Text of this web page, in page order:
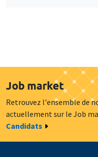
Job market
Retrouvez l'ensemble de
actuellement sur le Job
Candidats